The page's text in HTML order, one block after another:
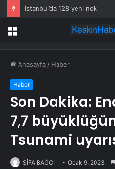
İstanbul’da 128 yeni noktaya
Menü
Anasayfa / Haber
Haber
Son Dakika:
7,7
Tsunami
ŞİFA BAĞCI Ocak 9, 2023